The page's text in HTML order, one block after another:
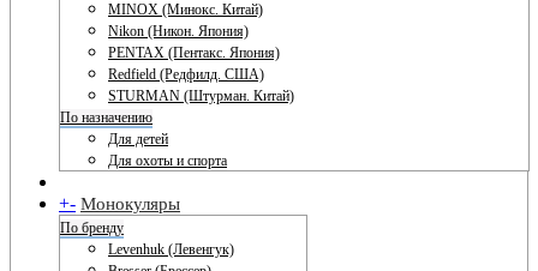
MINOX (Минокс. Китай)
Nikon (Никон. Япония)
PENTAX (Пентакс. Япония)
Redfield (Редфилд. США)
STURMAN (Штурман. Китай)
По назначению
Для детей
Для охоты и спорта
+- Монокуляры
По бренду
Levenhuk (Левенгук)